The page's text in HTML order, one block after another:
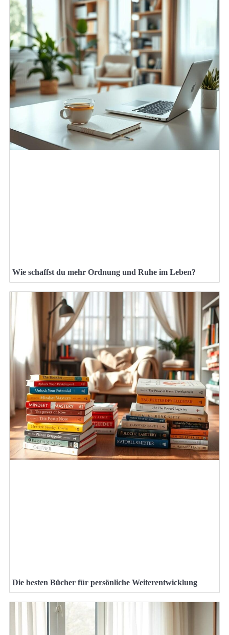
Wie schaffst du mehr Ordnung und Ruhe im Leben?
Die besten Bücher für persönliche Weiterentwicklung